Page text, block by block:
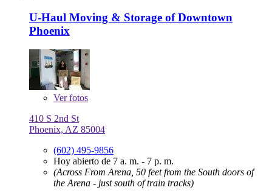
U-Haul Moving & Storage of Downtown
Phoenix
Verfotos
410 S 2nd St
Phoenix, AZ 85004
(602) 495-9856
Hoy abierto de 7 a. m. - 7 p. m.
(Across From Arena, 50 feet from the South doors of
the Arena - just south of train tracks)